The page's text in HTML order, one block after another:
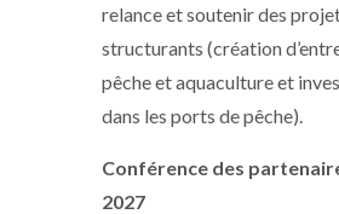
relance et soutenir des
structurants (création
pêche et aquaculture et
dans les ports de pêche).
Conférence des
2027